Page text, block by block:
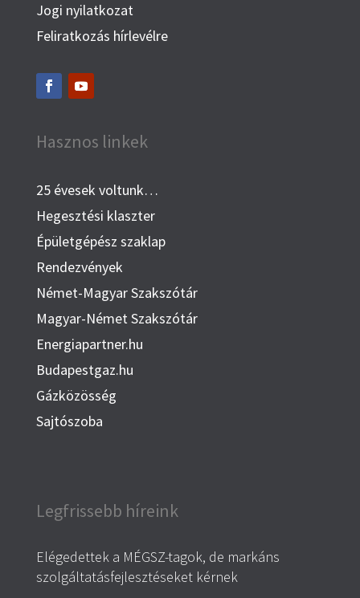
Jogi nyilatkozat
Feliratkozás hírlevélre
Hasznos linkek
25 évesek voltunk…
Hegesztési klaszter
Épületgépész szaklap
Rendezvények
Német-Magyar Szakszótár
Magyar-Német Szakszótár
Energiapartner.hu
Budapestgaz.hu
Gázközösség
Sajtószoba
Legfrissebb híreink
Elégedettek a MÉGSZ-tagok, de markáns
szolgáltatásfejlesztéseket kérnek